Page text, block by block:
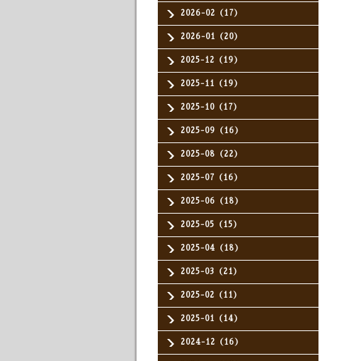
2026-02（17）
2026-01（20）
2025-12（19）
2025-11（19）
2025-10（17）
2025-09（16）
2025-08（22）
2025-07（16）
2025-06（18）
2025-05（15）
2025-04（18）
2025-03（21）
2025-02（11）
2025-01（14）
2024-12（16）